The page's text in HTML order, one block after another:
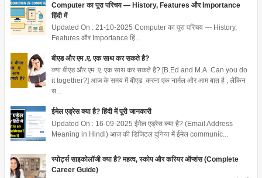
Computer का पूरा परिचय — History, Features और Importance
हिंदी में
Updated On : 21-10-2025 Computer का पूरा परिचय — History,
Features और Importance हिं...
बीएड और एम .ए. एक साथ कर सकते है?
क्या बीएड और एम .ए. एक साथ कर सकते है? [B.Ed and M.A. Can you do
it together?] आज के समय में बीएड करना एक नार्मल और आम बात है , लेकिन
स...
ईमेल एड्रेस क्या है? हिंदी में पूरी जानकारी
Updated On : 16-09-2025 ईमेल एड्रेस क्या है? (Email Address
Meaning in Hindi) आज की डिजिटल दुनिया में ईमेल communic...
स्पोर्ट्स साइकोलॉजी क्या है? महत्व, स्कोप और करियर ऑप्शंस (Complete
Career Guide)